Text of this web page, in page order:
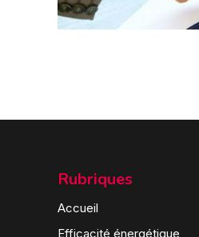
Rubriques
Accueil
Efficacité énergétique